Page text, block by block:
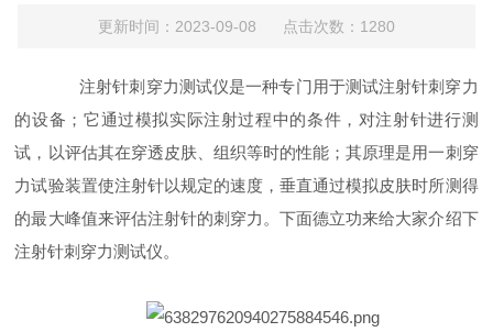
更新时间：2023-09-08 点击次数：1280
注射针刺穿力测试仪是一种专门用于测试注射针刺穿力
的设备；它通过模拟实际注射过程中的条件，对注射针进行测
试，以评估其在穿透皮肤、组织等时的性能；其原理是用一刺穿
力试验装置使注射针以规定的速度，垂直通过模拟皮肤时所测得
的最大峰值来评估注射针的刺穿力。下面德立功来给大家介绍下
注射针刺穿力测试仪。